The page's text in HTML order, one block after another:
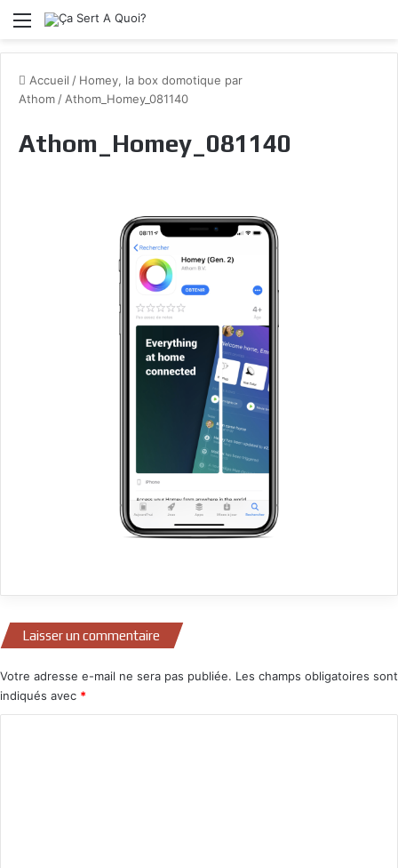
Menu
Accueil / Homey, la box domotique par
Athom / Athom_Homey_081140
Athom_Homey_081140
Laisser un commentaire
Votre adresse e-mail ne sera pas publiée. Les champs obligatoires sont
indiqués avec *